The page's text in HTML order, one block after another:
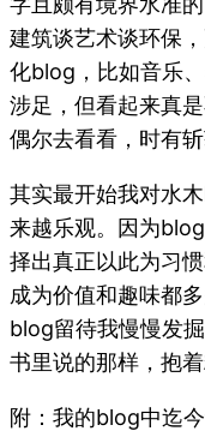
建筑谈艺术谈环保
化blog，比如音乐
涉足，但看起来真
偶尔去看看，时有斩
其实最开始我对水
来越乐观。因为
择出真正以此为习
成为价值和趣味都
blog留待我慢慢发
书里说的那样，抱
附：我的blog中迄